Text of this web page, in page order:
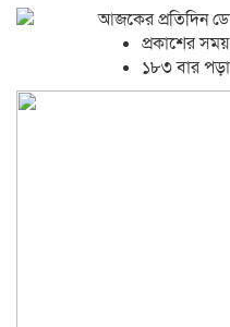
আজকের প্রতিদিন
প্রকাশের
১৮৩ বার